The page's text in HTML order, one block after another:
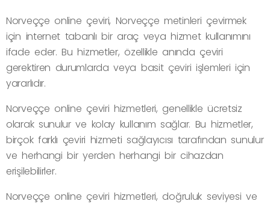
Norveççe online çeviri, Norveççe metinleri çevirmek
için internet tabanlı bir araç veya hizmet kullanımını
ifade eder. Bu hizmetler, özellikle anında çeviri
gerektiren durumlarda veya basit çeviri işlemleri için
yararlıdır.
Norveççe online çeviri hizmetleri, genellikle ücretsiz
olarak sunulur ve kolay kullanım sağlar. Bu hizmetler,
birçok farklı çeviri hizmeti sağlayıcısı tarafından sunulur
ve herhangi bir yerden herhangi bir cihazdan
erişilebilirler.
Norveççe online çeviri hizmetleri, doğruluk seviyesi ve